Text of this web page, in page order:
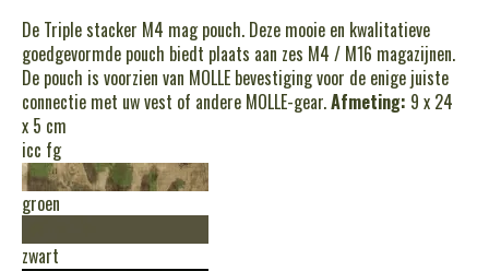
De Triple stacker M4 mag pouch. Deze mooie en kwalitatieve
goedgevormde pouch biedt plaats aan zes M4 / M16 magazijnen.
De pouch is voorzien van MOLLE bevestiging voor de enige juiste
connectie met uw vest of andere MOLLE-gear.Afmeting: 9 x 24
x 5 cm
icc fg
groen
zwart